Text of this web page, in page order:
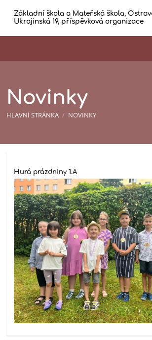
Základní škola a Mateřská škola,
Ukrajinská 19, příspěvková organizace
Novinky
HLAVNÍ STRÁNKA / NOVINKY
Hurá prázdniny 1.A